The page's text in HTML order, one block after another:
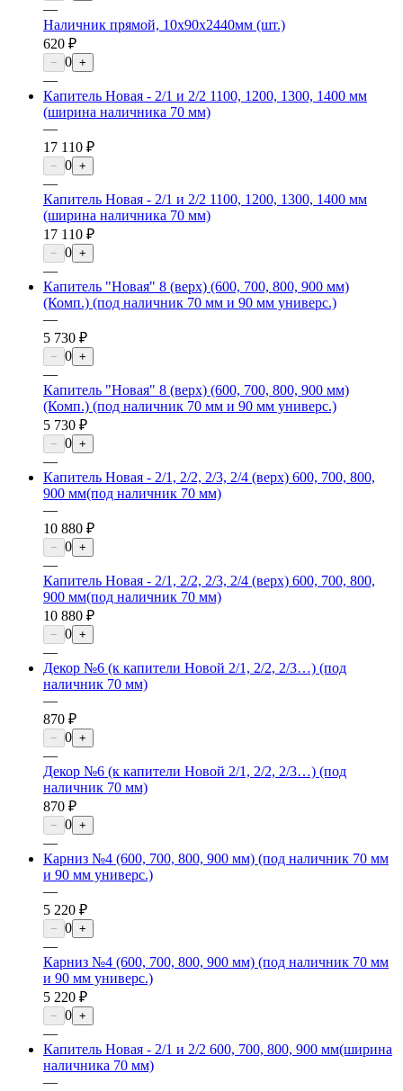
—
Наличник прямой, 10х90х2440мм (шт.)
620 ₽
− 0 +
—
Капитель Новая - 2/1 и 2/2 1100, 1200, 1300, 1400 мм
(ширина наличника 70 мм)
—
17 110 ₽
− 0 +
—
Капитель Новая - 2/1 и 2/2 1100, 1200, 1300, 1400 мм
(ширина наличника 70 мм)
17 110 ₽
− 0 +
—
Капитель "Новая" 8 (верх) (600, 700, 800, 900 мм)
(Комп.) (под наличник 70 мм и 90 мм универс.)
—
5 730 ₽
− 0 +
—
Капитель "Новая" 8 (верх) (600, 700, 800, 900 мм)
(Комп.) (под наличник 70 мм и 90 мм универс.)
5 730 ₽
− 0 +
—
Капитель Новая - 2/1, 2/2, 2/3, 2/4 (верх) 600, 700, 800,
900 мм(под наличник 70 мм)
—
10 880 ₽
− 0 +
—
Капитель Новая - 2/1, 2/2, 2/3, 2/4 (верх) 600, 700, 800,
900 мм(под наличник 70 мм)
10 880 ₽
− 0 +
—
Декор №6 (к капители Новой 2/1, 2/2, 2/3…) (под
наличник 70 мм)
—
870 ₽
− 0 +
—
Декор №6 (к капители Новой 2/1, 2/2, 2/3…) (под
наличник 70 мм)
870 ₽
− 0 +
—
Карниз №4 (600, 700, 800, 900 мм) (под наличник 70 мм
и 90 мм универс.)
—
5 220 ₽
− 0 +
—
Карниз №4 (600, 700, 800, 900 мм) (под наличник 70 мм
и 90 мм универс.)
5 220 ₽
− 0 +
—
Капитель Новая - 2/1 и 2/2 600, 700, 800, 900 мм(ширина
наличника 70 мм)
—